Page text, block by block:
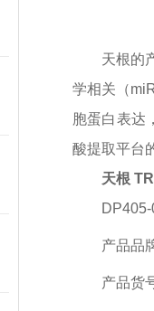
天根的
学相关（
胞蛋白表达
酸提取平台
天根
产品品
产品货